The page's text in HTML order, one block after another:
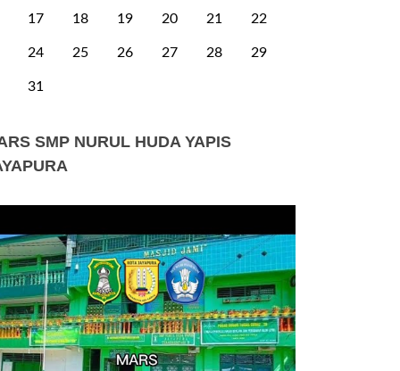
17 18 19 20 21 22
24 25 26 27 28 29
31
SMP NURUL HUDA YAPIS